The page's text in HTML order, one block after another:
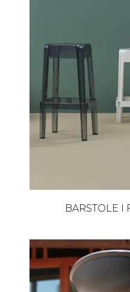
BARSTOLE I